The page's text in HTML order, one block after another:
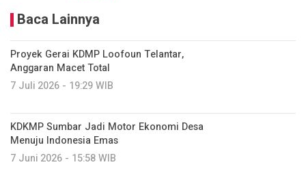
Baca Lainnya
Proyek Gerai KDMP Loofoun Telantar,
Anggaran Macet Total
7 Juli 2026 - 19:29 WIB
KDKMP Sumbar Jadi Motor Ekonomi Desa
Menuju Indonesia Emas
7 Juni 2026 - 15:58 WIB